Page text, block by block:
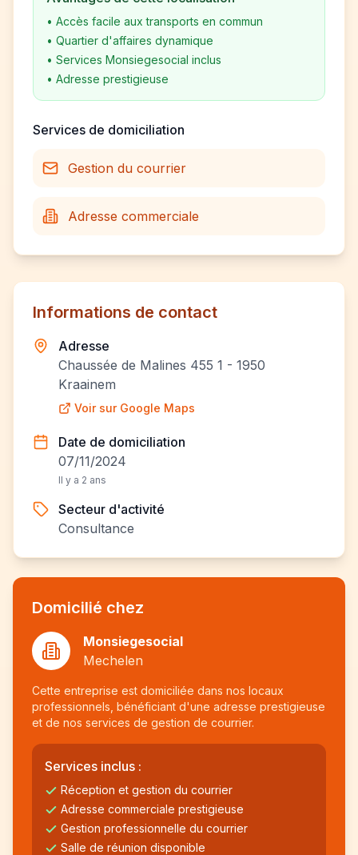
• Accès facile aux transports en commun
• Quartier d'affaires dynamique
• Services Monsiegesocial inclus
• Adresse prestigieuse
Services de domiciliation
Gestion du courrier
Adresse commerciale
Informations de contact
Adresse
Chaussée de Malines 455 1 - 1950
Kraainem
Voir sur Google Maps
Date de domiciliation
07/11/2024
Il y a 2 ans
Secteur d'activité
Consultance
Domicilié chez
Monsiegesocial
Mechelen
Cette entreprise est domiciliée dans nos locaux
professionnels, bénéficiant d'une adresse prestigieuse
et de nos services de gestion de courrier.
Services inclus :
Réception et gestion du courrier
Adresse commerciale prestigieuse
Gestion professionnelle du courrier
Salle de réunion disponible